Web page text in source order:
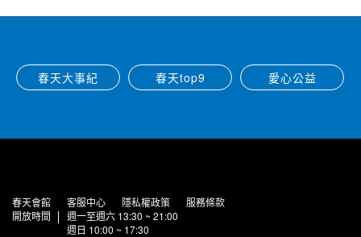
春天大事紀 春天top9 愛心公益
春天會館 客服中心 隱私權政策
服務條款
開放時間
週一至週六 13:30 ~ 21:00
週日 10:00 ~ 17:30